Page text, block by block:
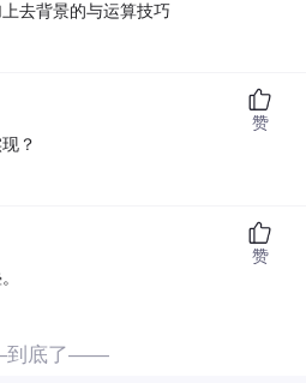
去背景的与运算技巧
？
赞
赞
底了——